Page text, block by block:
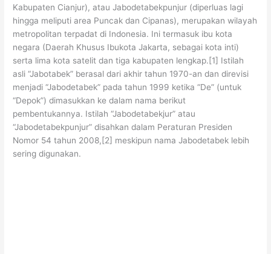
Kabupaten Cianjur), atau Jabodetabekpunjur (diperluas lagi
hingga meliputi area Puncak dan Cipanas), merupakan wilayah
metropolitan terpadat di Indonesia. Ini termasuk ibu kota
negara (Daerah Khusus Ibukota Jakarta, sebagai kota inti)
serta lima kota satelit dan tiga kabupaten lengkap.[1] Istilah
asli “Jabotabek” berasal dari akhir tahun 1970-an dan direvisi
menjadi “Jabodetabek” pada tahun 1999 ketika “De” (untuk
“Depok”) dimasukkan ke dalam nama berikut
pembentukannya. Istilah “Jabodetabekjur” atau
“Jabodetabekpunjur” disahkan dalam Peraturan Presiden
Nomor 54 tahun 2008,[2] meskipun nama Jabodetabek lebih
sering digunakan.